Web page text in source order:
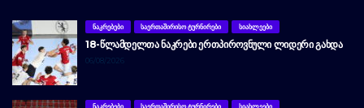
ᲜᲐᲙᲠᲔᲑᲔᲑᲘ ᲡᲐᲔᲠᲗᲐᲨᲘᲠᲘᲡᲝ ᲢᲣᲠᲜᲘᲠᲔᲑᲘ ᲡᲘᲐᲮᲚᲔᲔᲑᲘ
18-ᲬᲚᲐᲛᲓᲔᲚᲗᲐ ᲜᲐᲙᲠᲔᲑᲘ ᲔᲠᲗᲞᲘᲠᲝᲕᲜᲣᲚᲘ ᲚᲘᲓᲔᲠᲘ ᲒᲐᲮᲓᲐ
06/08/2026